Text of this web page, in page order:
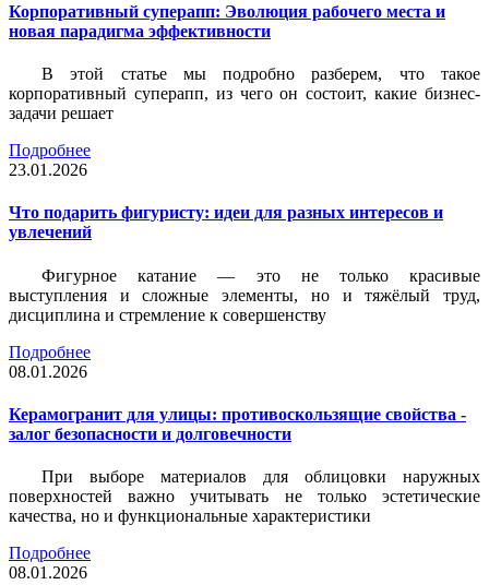
Корпоративный суперапп: Эволюция рабочего места и
новая парадигма эффективности
В этой статье мы подробно разберем, что такое
корпоративный суперапп, из чего он состоит, какие бизнес-
задачи решает
Подробнее
23.01.2026
Что подарить фигуристу: идеи для разных интересов и
увлечений
Фигурное катание — это не только красивые
выступления и сложные элементы, но и тяжёлый труд,
дисциплина и стремление к совершенству
Подробнее
08.01.2026
Керамогранит для улицы: противоскользящие свойства -
залог безопасности и долговечности
При выборе материалов для облицовки наружных
поверхностей важно учитывать не только эстетические
качества, но и функциональные характеристики
Подробнее
08.01.2026